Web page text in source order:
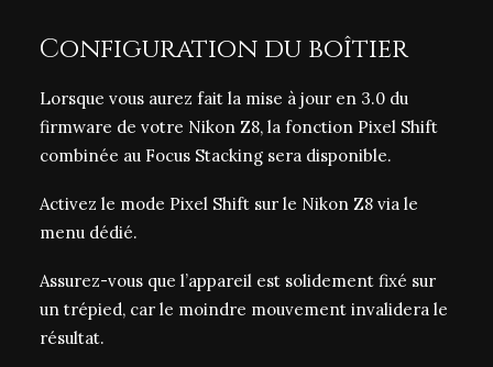
Configuration du boîtier
Lorsque vous aurez fait la mise à jour en 3.0 du
firmware de votre Nikon Z8, la fonction Pixel Shift
combinée au Focus Stacking sera disponible.
Activez le mode Pixel Shift sur le Nikon Z8 via le
menu dédié.
Assurez-vous que l’appareil est solidement fixé sur
un trépied, car le moindre mouvement invalidera le
résultat.